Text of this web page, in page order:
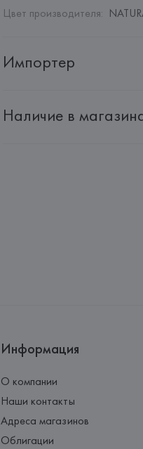
Цвет производителя:
Импортер
Адрес: Республика
Наличие в
Информация
О компании
Наши контакты
Адреса магазинов
Облигации